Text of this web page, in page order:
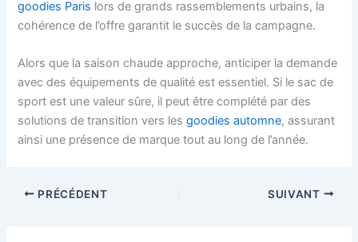
goodies Paris lors de grands rassemblements urbains, la
cohérence de l’offre garantit le succès de la campagne.
Alors que la saison chaude approche, anticiper la demande
avec des équipements de qualité est essentiel. Si le sac de
sport est une valeur sûre, il peut être complété par des
solutions de transition vers lesgoodies automne, assurant
ainsi une présence de marque tout au long de l’année.
PRÉCÉDENT SUIVANT